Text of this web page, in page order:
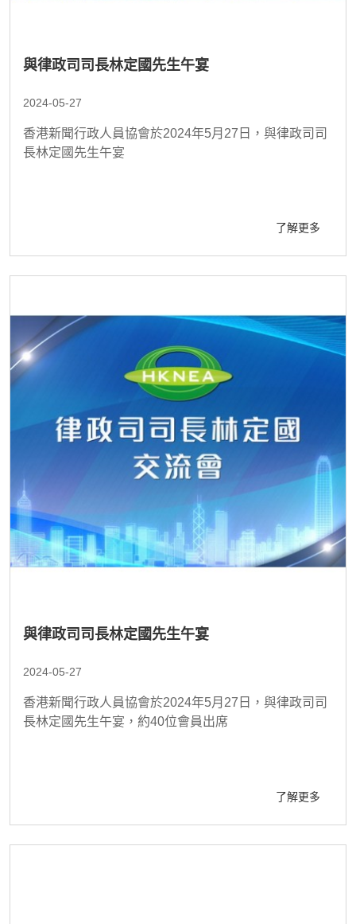
與律政司司長林定國先生午宴
2024-05-27
香港新聞行政人員協會於2024年5月27日，與律政司司
長林定國先生午宴
了解更多
與律政司司長林定國先生午宴
2024-05-27
香港新聞行政人員協會於2024年5月27日，與律政司司
長林定國先生午宴，約40位會員出席
了解更多